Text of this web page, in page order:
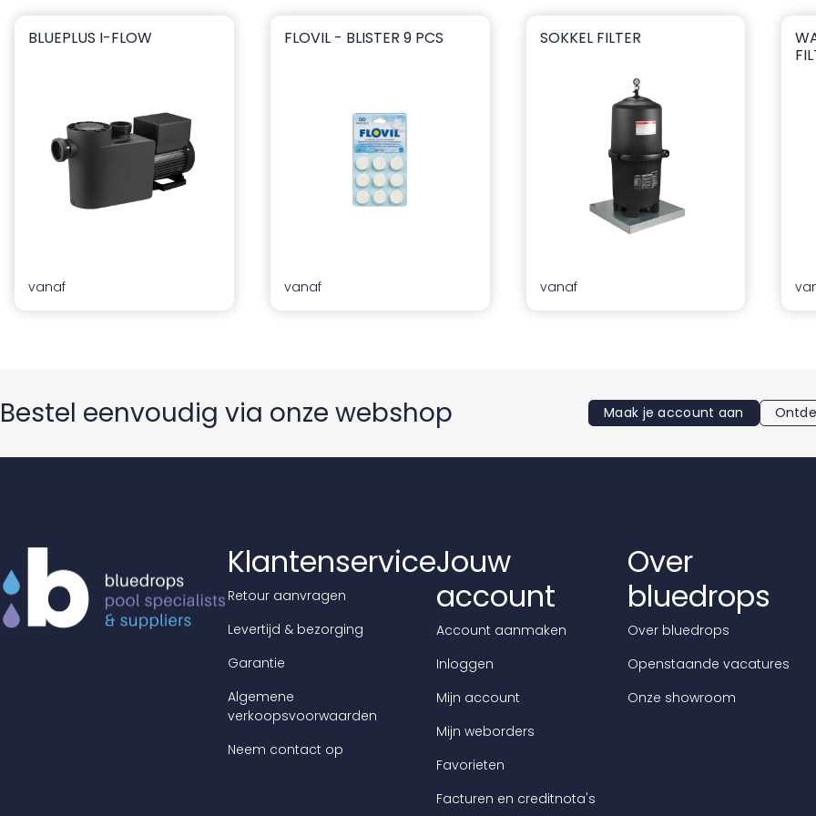
blueplus I-flow
BLUEPLUS I-FLOW
vanaf
Flovil - Blister 9 pcs
FLOVIL - BLISTER 9 PCS
vanaf
Sokkel Filter
SOKKEL FILTER
vanaf
Bestel eenvoudig via onze webshop Maak je account aan
Klantenservice
Retour aanvragen
Levertijd & bezorging
Garantie
Algemene
verkoopsvoorwaarden
Neem contact op
Jouw
account
Account aanmaken
Inloggen
Mijn account
Mijn weborders
Favorieten
Facturen en creditnota's
Over
bluedrops
Over bluedrops
Openstaande vacatures
Onze showroom